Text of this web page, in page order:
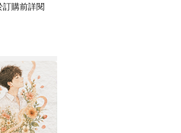
訂購前詳閱